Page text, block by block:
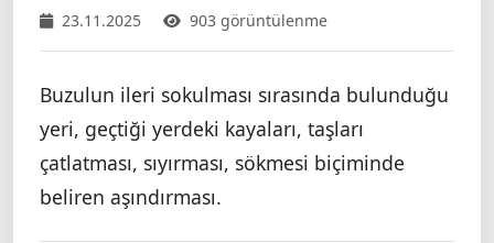
23.11.2025 903 görüntülenme
Buzulun ileri sokulması sırasında bulunduğu
yeri, geçtiği yerdeki kayaları, taşları
çatlatması, sıyırması, sökmesi biçiminde
beliren aşındırması.